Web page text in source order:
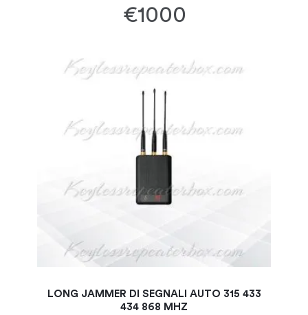
€1000
LONG JAMMER DI SEGNALI AUTO 315 433
434 868 MHZ